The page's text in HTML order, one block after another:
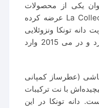
یکی از محصولات
کالکشن اختصاصی La Collection Privée عرضه کرده
تونکا ونزوئلایی
ساخته شده، «فو دلیشز» نام دارد و در می 2015 وارد
(عطرساز کمپانی
با نت ترکیبات
دانه تونکا در این